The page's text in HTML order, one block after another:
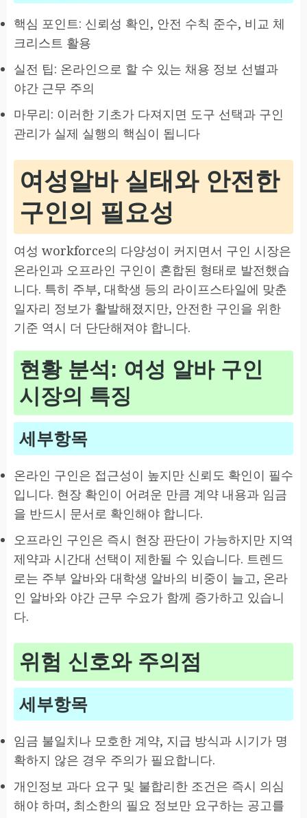
핵심 포인트: 신뢰성 확인, 안전 수칙 준수, 비교 체
크리스트 활용
실전 팁: 온라인으로 할 수 있는 채용 정보 선별과
야간 근무 주의
마무리: 이러한 기초가 다져지면 도구 선택과 구인
관리가 실제 실행의 핵심이 됩니다
여성알바 실태와 안전한
구인의 필요성
여성 workforce의 다양성이 커지면서 구인 시장은
온라인과 오프라인 구인이 혼합된 형태로 발전했습
니다. 특히 주부, 대학생 등의 라이프스타일에 맞춘
일자리 정보가 활발해졌지만, 안전한 구인을 위한
기준 역시 더 단단해져야 합니다.
현황 분석: 여성 알바 구인
시장의 특징
세부항목
온라인 구인은 접근성이 높지만 신뢰도 확인이 필수
입니다. 현장 확인이 어려운 만큼 계약 내용과 임금
을 반드시 문서로 확인해야 합니다.
오프라인 구인은 즉시 현장 판단이 가능하지만 지역
제약과 시간대 선택이 제한될 수 있습니다. 트렌드
로는 주부 알바와 대학생 알바의 비중이 늘고, 온라
인 알바와 야간 근무 수요가 함께 증가하고 있습니
다.
위험 신호와 주의점
세부항목
임금 불일치나 모호한 계약, 지급 방식과 시기가 명
확하지 않은 경우 주의가 필요합니다.
개인정보 과다 요구 및 불합리한 조건은 즉시 의심
해야 하며, 최소한의 필요 정보만 요구하는 공고를